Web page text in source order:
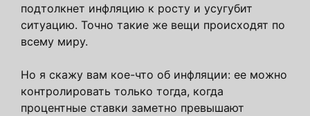
подтолкнет инфляцию к росту и усугубит
ситуацию. Точно такие же вещи происходят по
всему миру.
Но я скажу вам кое-что об инфляции: ее можно
контролировать только тогда, когда
процентные ставки заметно превышают